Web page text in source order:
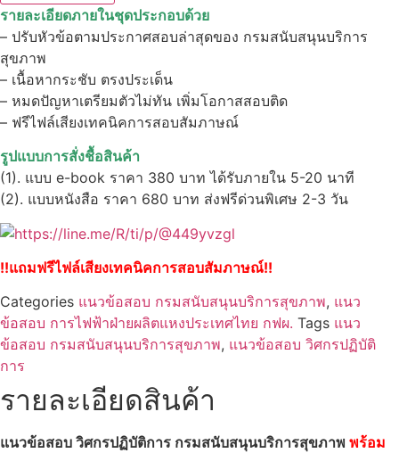
ปฏิบัติ
การ
กรม
บริการ
สุขภาพ
รายละเอียดภายในชุดประกอบด้วย
– ปรับหัวข้อตามประกาศสอบล่าสุดของ กรมสนับสนุนบริการ
สุขภาพ
– เนื้อหากระชับ ตรงประเด็น
– หมดปัญหาเตรียมตัวไม่ทัน เพิ่มโอกาสสอบติด
– ฟรีไฟล์เสียงเทคนิคการสอบสัมภาษณ์
รูปแบบการสั่งชื้อสินค้า
(1). แบบ e-book ราคา 380 บาท ได้รับภายใน 5-20 นาที
(2). แบบหนังสือ ราคา 680 บาท ส่งฟรีด่วนพิเศษ 2-3 วัน
!!แถมฟรีไฟล์เสียงเทคนิคการสอบสัมภาษณ์!!
Categories แนวข้อสอบ กรมสนับสนุนบริการสุขภาพ, แนว
ข้อสอบ การไฟฟ้าฝ่ายผลิตแหงประเทศไทย กฟผ. Tags แนว
ข้อสอบ กรมสนับสนุนบริการสุขภาพ, แนวข้อสอบ วิศกรปฏิบัติ
การ
รายละเอียดสินค้า
แนวข้อสอบ วิศกรปฏิบัติการ กรมสนับสนุนบริการสุขภาพ พร้อม